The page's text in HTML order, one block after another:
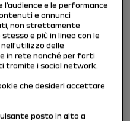
ai preferiti
e le performance
e annunci
non strettamente
e più in linea con le
delle
in rete nonché per farti
tramite i social network.
che desideri accettare
posto in alto a